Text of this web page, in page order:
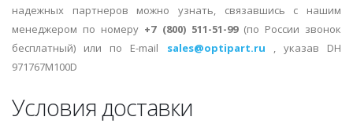
надежных партнеров можно узнать, связавшись с нашим
менеджером по номеру +7 (800) 511-51-99(по России звонок
бесплатный) или по E-mail sales@optipart.ru
, указав DH
971767M100D
Условия доставки